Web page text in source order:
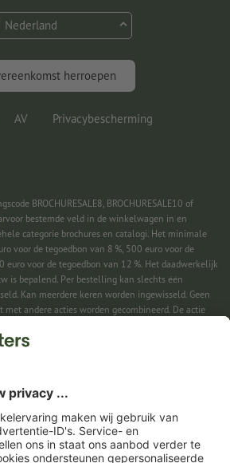
fonts
Nederland
herroepen
AV Privacybescherming
BROCHURESALE8, BROCHURESALE10 of
bestemde veld in de winkelwagen in en
categorie brochures en catalogi. Het minimale
voor de tegoedbon van 8 %, 500 euro voor de
euro voor de tegoedbon van 12 %. Het daadwerkelijk
is bepalend. Per bestelling kan slechts één
Kan meerdere keren worden ingewisseld. Geen
andere acties worden gecombineerd. De actie
waarin je de aanmelding voor de nieuwsbrief
Maximale hoogte van de korting: € 150
contante uitbetaling. Kan niet worden
of kortingscodes.De tegoedbon is na ontvangst